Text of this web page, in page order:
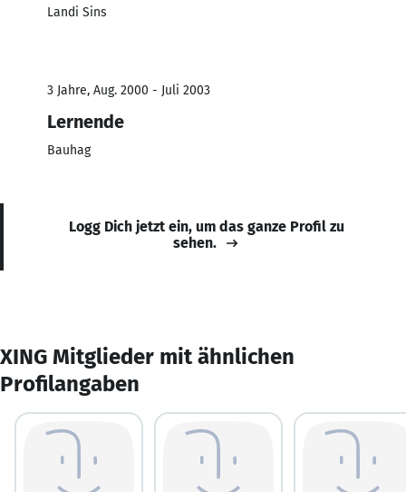
Landi Sins
3 Jahre, Aug. 2000 - Juli 2003
Lernende
Bauhag
Logg Dich jetzt ein, um das ganze Profil zu
sehen.
XING Mitglieder mit ähnlichen
Profilangaben